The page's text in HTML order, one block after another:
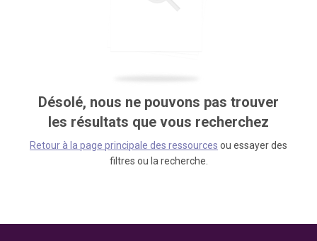
Désolé, nous ne pouvons pas trouver
les résultats que vous recherchez
Retour à la page principale des ressources ou essayer des
filtres ou la recherche.